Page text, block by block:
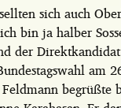
sich auch
bin ja halber
der
am
begrüßte